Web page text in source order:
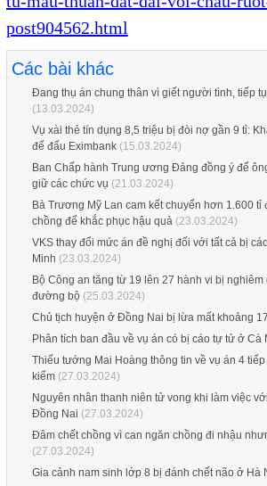
post904562.html
Các bài khác
Đang thụ án chung thân vì giết người tình, tiếp
(13.03.2024)
Vụ xài thẻ tín dụng 8,5 triệu bị đòi nợ gần 9 tỉ:
để đấu Eximbank(15.03.2024)
Ban Chấp hành Trung ương Đảng đồng ý để
giữ các chức vụ (21.03.2024)
Bà Trương Mỹ Lan cam kết chuyển hơn 1.600 tỉ
chồng để khắc phục hậu quả(23.03.2024)
VKS thay đổi mức án đề nghị đối với tất cả bị
Minh (23.03.2024)
Bộ Công an tăng từ 19 lên 27 hành vi bị nghiêm
đường bộ(25.03.2024)
Chủ tịch huyện ở Đồng Nai bị lừa mất khoảng
Phân tích ban đầu về vụ án có bị cáo tự tử ở Cà
Thiếu tướng Mai Hoàng thông tin về vụ án 4
kiểm(27.03.2024)
Nguyên nhân thanh niên tử vong khi làm việc
Đồng Nai (27.03.2024)
Đâm chết chồng vì can ngăn chồng đi nhậu
(27.03.2024)
Gia cảnh nam sinh lớp 8 bị đánh chết não ở Hà